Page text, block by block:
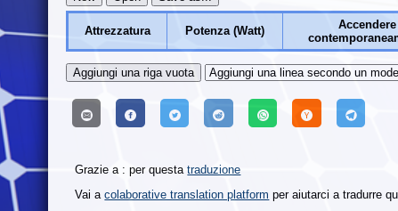
Attrezzatura Potenza (Watt)
Accendere
Grazie a : per questatraduzione
Vai acolaborative translation platform per aiutarci a tradurre